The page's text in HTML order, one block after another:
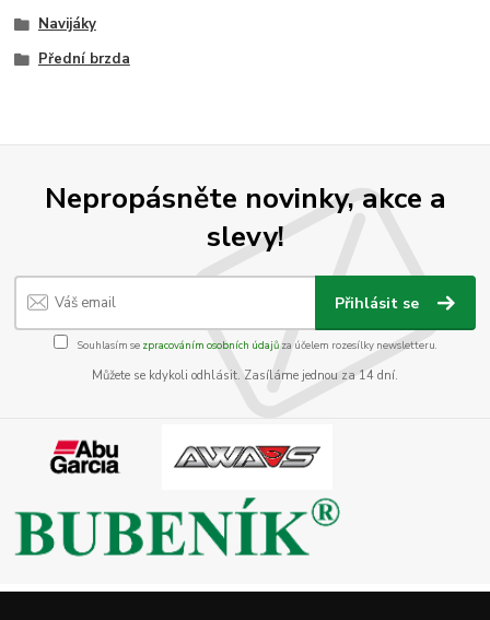
Navijáky
Přední brzda
Nepropásněte novinky, akce a
slevy!
Přihlásit se
Souhlasím se zpracováním osobních údajůza účelem rozesílky newsletteru.
Můžete se kdykoli odhlásit. Zasíláme jednou za 14 dní.